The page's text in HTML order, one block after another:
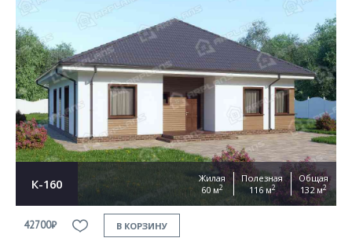
К-160
Жилая
60 м2
Полезная
116 м2
Общая
132 м2
42700₽ В КОРЗИНУ